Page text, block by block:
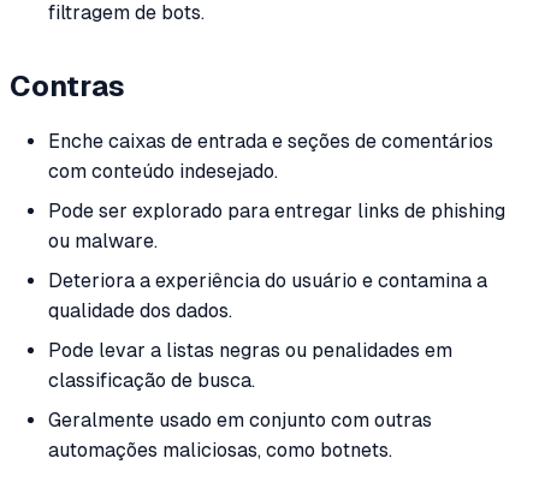
filtragem de bots.
Contras
Enche caixas de entrada e seções de comentários
com conteúdo indesejado.
Pode ser explorado para entregar links de phishing
ou malware.
Deteriora a experiência do usuário e contamina a
qualidade dos dados.
Pode levar a listas negras ou penalidades em
classificação de busca.
Geralmente usado em conjunto com outras
automações maliciosas, como botnets.